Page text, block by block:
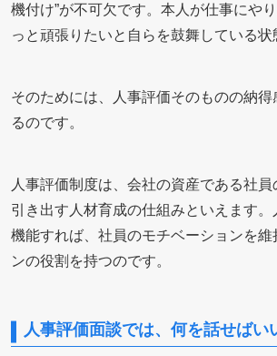
機付け”が不可欠です。本人が仕事にや
っと頑張りたいと自らを鼓舞している状
そのためには、人事評価そのものの納
るのです。
人事評価制度は、会社の資産である社
引き出す人材育成の仕組みといえます。
機能すれば、社員のモチベーションを維
ンの役割を持つのです。
人事評価面談では、何を話せばい